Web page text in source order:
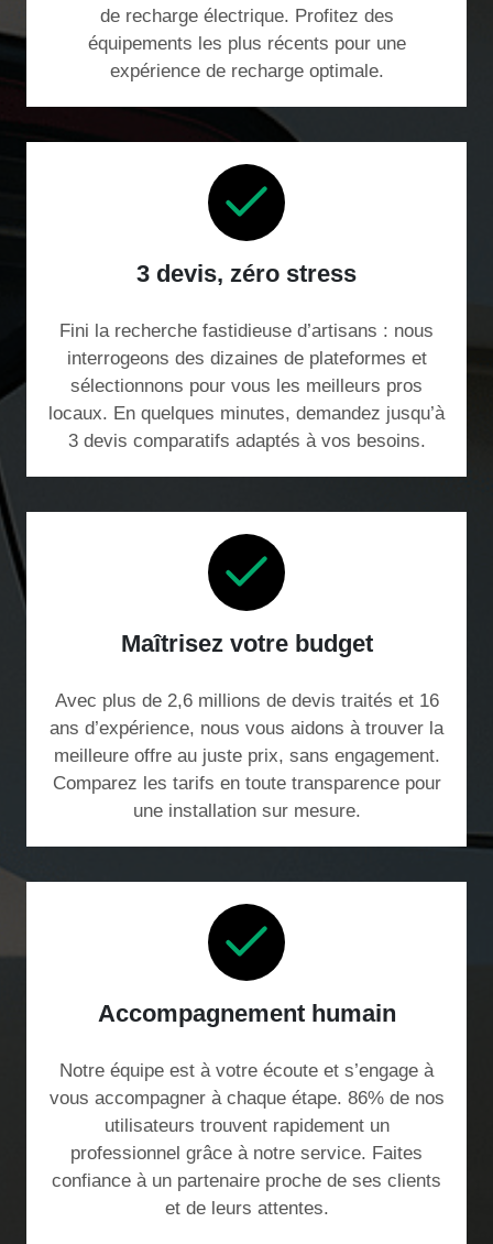
de recharge électrique. Profitez des
équipements les plus récents pour une
expérience de recharge optimale.
3 devis, zéro stress
Fini la recherche fastidieuse d’artisans : nous
interrogeons des dizaines de plateformes et
sélectionnons pour vous les meilleurs pros
locaux. En quelques minutes, demandez jusqu’à
3 devis comparatifs adaptés à vos besoins.
Maîtrisez votre budget
Avec plus de 2,6 millions de devis traités et 16
ans d’expérience, nous vous aidons à trouver la
meilleure offre au juste prix, sans engagement.
Comparez les tarifs en toute transparence pour
une installation sur mesure.
Accompagnement humain
Notre équipe est à votre écoute et s’engage à
vous accompagner à chaque étape. 86% de nos
utilisateurs trouvent rapidement un
professionnel grâce à notre service. Faites
confiance à un partenaire proche de ses clients
et de leurs attentes.